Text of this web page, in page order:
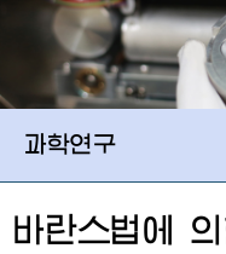
과학연구
바란스법에